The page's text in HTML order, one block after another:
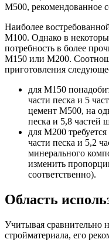
М500, рекомендованное
Наиболее
М100. Однако в
потребность в более
М150 или М200.
приготовления
для М150
части песка и 5
цемент М500, на
песка и 5,8 частей
для М200
части песка и 5,2
минерального
изменить
соответственно).
Область
Учитывая сравнительно
стройматериала, его